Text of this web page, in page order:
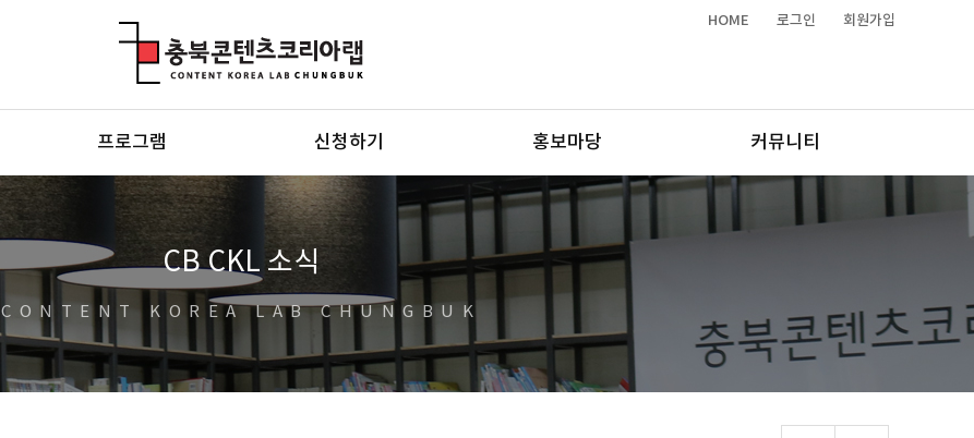
HOME 로그인 회원가입
프로그램 신청하기 홍보마당 커뮤니티
CB CKL 소식
CONTENT KOREA LAB CHUNGBUK